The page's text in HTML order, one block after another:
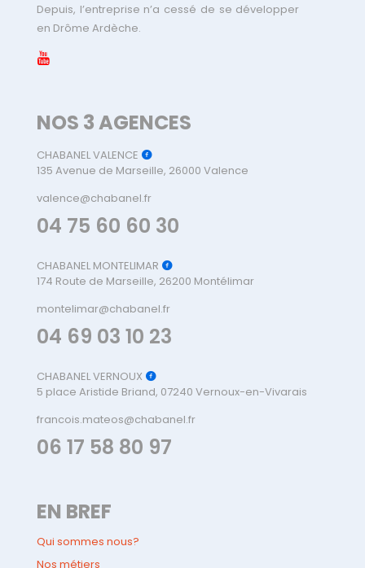
Depuis, l’entreprise n’a cessé de se développer
en Drôme Ardèche.
NOS 3 AGENCES
CHABANEL VALENCE
135 Avenue de Marseille, 26000 Valence
valence@chabanel.fr
04 75 60 60 30
CHABANEL MONTELIMAR
174 Route de Marseille, 26200 Montélimar
montelimar@chabanel.fr
04 69 03 10 23
CHABANEL VERNOUX
5 place Aristide Briand, 07240 Vernoux-en-Vivarais
francois.mateos@chabanel.fr
06 17 58 80 97
EN BREF
Qui sommes nous?
Nos métiers